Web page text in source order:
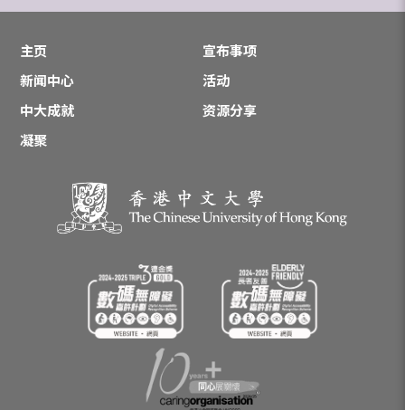
主页
宣布事项
新闻中心
活动
中大成就
资源分享
凝聚